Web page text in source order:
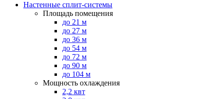
Настенные сплит-системы
Площадь помещения
до 21 м
до 27 м
до 36 м
до 54 м
до 72 м
до 90 м
до 104 м
Мощность охлаждения
2,2 квт